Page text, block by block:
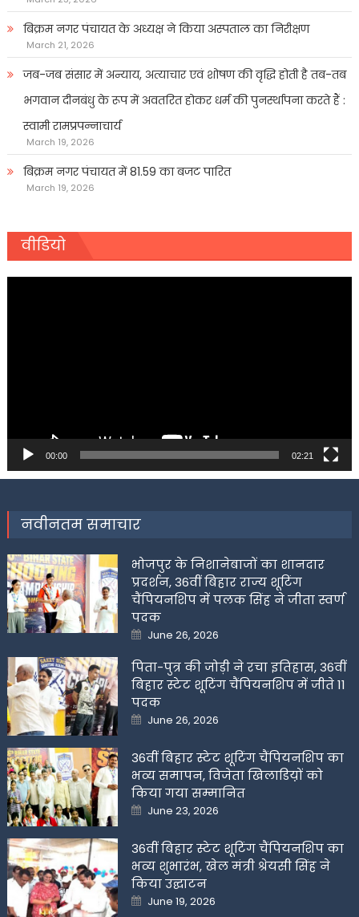
बिक्रम नगर पंचायत के अध्यक्ष ने किया अस्पताल का निरीक्षण
March 21, 2026
जब-जब संसार में अन्याय, अत्याचार एवं शोषण की वृद्धि होती है तब-तब
भगवान दीनबंधु के रूप में अवतरित होकर धर्म की पुनर्स्थापना करते हैं :
स्वामी रामप्रपन्नाचार्य
March 19, 2026
बिक्रम नगर पंचायत में 81.59 का बजट पारित
March 19, 2026
वीडियो
00:00 02:21
नवीनतम समाचार
भोजपुर के निशानेबाजों का शानदार
प्रदर्शन, 36वीं बिहार राज्य शूटिंग
चैंपियनशिप में पलक सिंह ने जीता स्वर्ण
पदक
Posted
on
June 26, 2026
पिता-पुत्र की जोड़ी ने रचा इतिहास, 36वीं
बिहार स्टेट शूटिंग चैंपियनशिप में जीते 11
पदक
Posted
on
June 26, 2026
36वीं बिहार स्टेट शूटिंग चैंपियनशिप का
भव्य समापन, विजेता खिलाडिय़ों को
किया गया सम्मानित
Posted
on
June 23, 2026
36वीं बिहार स्टेट शूटिंग चैंपियनशिप का
भव्य शुभारंभ, खेल मंत्री श्रेयसी सिंह ने
किया उद्घाटन
Posted
on
June 19, 2026